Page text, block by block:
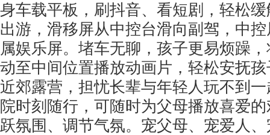
身车载平板，刷抖音、看短剧，轻松
出游，滑移屏从中控台滑向副驾，中
属娱乐屏。堵车无聊，孩子更易烦躁
动至中间位置播放动画片，轻松安抚
近郊露营，担忧长辈与年轻人玩不到
院时刻随行，可随时为父母播放喜爱
跃氛围、调节气氛。宠父母、宠爱人